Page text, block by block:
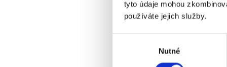
tyto údaje mohou
používáte jejich služby.
Nutné
hodin.